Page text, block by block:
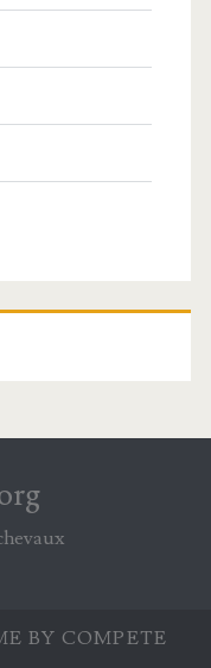
BY COMPETE